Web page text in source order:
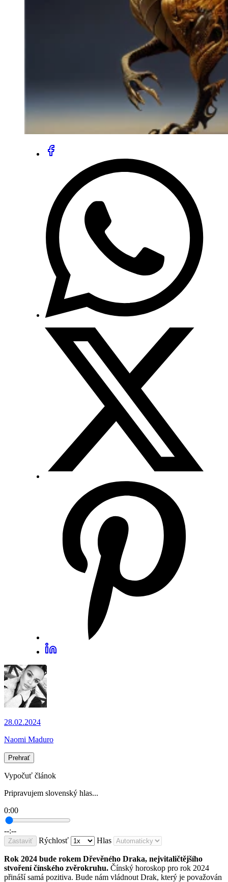
28.02.2024
Naomi Maduro
Prehrať
Vypočuť článok
Pripravujem slovenský hlas...
0:00
--:--
Zastaviť Rýchlosť Hlas
Rok 2024 bude rokem Dřevěného Draka, nejvitaličtějšího
stvoření čínského zvěrokruhu. Čínský horoskop pro rok 2024
přináší samá pozitiva. Bude nám vládnout Drak, který je považován